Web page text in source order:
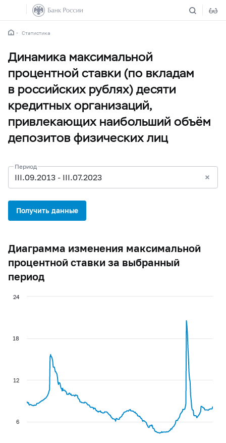
Статистика
Динамика максимальной
процентной ставки (по вкладам
в российских рублях) десяти
кредитных организаций,
привлекающих наибольший объём
депозитов физических лиц
III.09.2013 - III.07.2023
Период
Получить данные
Диаграмма изменения максимальной
процентной ставки за выбранный
период
6
12
18
24